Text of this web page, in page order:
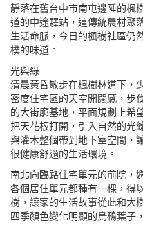
靜落在舊台中市南屯邊陲的楓
道的中途驛站，這傳統農村聚
生活命脈，今日的楓樹社區仍
樸的味道。
光與綠
清晨黃昏散步在楓樹林道下，
密度住宅區的天空開闊感，步
的大街廓基地，平面規劃上希
把天花板打開，引入自然的光
與灌木整個帶到地下室空間，
很健康舒適的生活環境。
南北向臨路住宅單元的前院，
各個居住單元都種有一棵，得
樹，讓家的生活故事從此和大
四季顏色變化明顯的烏鴀葉子